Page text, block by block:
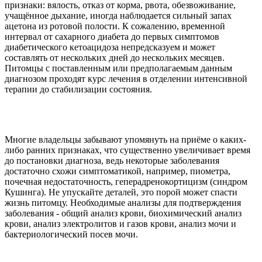
признаки: вялость, отказ от корма, рвота, обезвоживание,
учащённое дыхание, иногда наблюдается сильный запах
ацетона из ротовой полости. К сожалению, временной
интервал от сахарного диабета до первых симптомов
диабетического кетоацидоза непредсказуем и может
составлять от нескольких дней до нескольких месяцев.
Питомцы с поставленным или предполагаемым данным
диагнозом проходят курс лечения в отделении интенсивной
терапии до стабилизации состояния.
Многие владельцы забывают упомянуть на приёме о каких-
либо ранних признаках, что существенно увеличивает время
до постановки диагноза, ведь некоторые заболевания
достаточно схожи симптоматикой, например, пиометра,
почечная недостаточность, геперадренокортицизм (синдром
Кушинга). Не упускайте деталей, это порой может спасти
жизнь питомцу. Необходимые анализы для подтверждения
заболевания - общий анализ крови, биохимический анализ
крови, анализ электролитов и газов крови, анализ мочи и
бактериологический посев мочи.